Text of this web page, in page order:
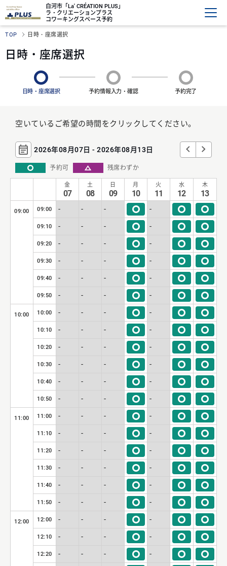
白河市「La' CRÉATION PLUS」
ラ・クリエーションプラス
コワーキングスペース予約
TOP 日時・座席選択
日時・座席選択
日時・座席選択 予約情報入力・確認 予約完了
空いているご希望の時間をクリックしてください。
2026年08月07日 - 2026年08月13日
予約可 残席わずか
金
07
土
08
日
09
月
10
火
11
水
12
木
13
09:00 09:00 - - - -
09:10 - - - -
09:20 - - - -
09:30 - - - -
09:40 - - - -
09:50 - - - -
10:00 10:00 - - - -
10:10 - - - -
10:20 - - - -
10:30 - - - -
10:40 - - - -
10:50 - - - -
11:00 11:00 - - - -
11:10 - - - -
11:20 - - - -
11:30 - - - -
11:40 - - - -
11:50 - - - -
12:00 12:00 - - - -
12:10 - - - -
12:20 - - - -